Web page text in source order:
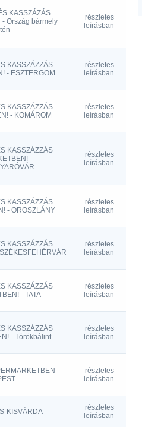
KASSZÁZÁS
- Ország bármely
részletes
leírásban
KASSZÁZZÁS
- ESZTERGOM
részletes
leírásban
KASSZÁZZÁS
- KOMÁROM
részletes
leírásban
KASSZÁZZÁS
-
részletes
leírásban
KASSZÁZZÁS
- OROSZLÁNY
részletes
leírásban
KASSZÁZZÁS
részletes
leírásban
KASSZÁZZÁS
- TATA
részletes
leírásban
KASSZÁZZÁS
- Törökbálint
részletes
leírásban
-
részletes
leírásban
KISVÁRDA
részletes
leírásban